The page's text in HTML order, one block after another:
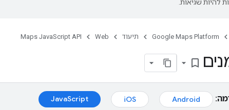
להיות שגיאות.
Google Maps Platform תיעוד Web
Maps JavaScript API
bookmark_border
Android
iOS
JavaScript